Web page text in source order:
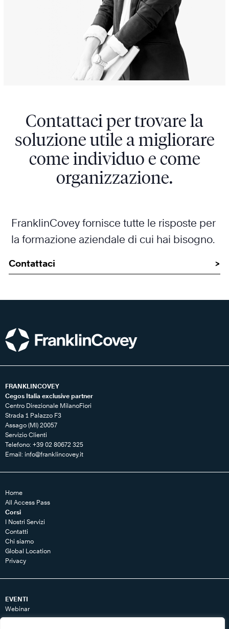
Contattaci per trovare la
soluzione utile a migliorare
come individuo e come
organizzazione.
FranklinCovey fornisce tutte le risposte per
la formazione aziendale di cui hai bisogno.
Contattaci
FRANKLINCOVEY
Cegos Italia exclusive partner
Centro Direzionale MilanoFiori
Strada 1 Palazzo F3
Assago (MI) 20057
Servizio Clienti
Telefono: +39 02 80672 325
Email: info@franklincovey.it
Home
All Access Pass
Corsi
I Nostri Servizi
Contatti
Chi siamo
Global Location
Privacy
EVENTI
Webinar